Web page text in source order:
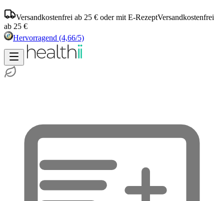
Versandkostenfrei ab 25 € oder mit E-RezeptVersandkostenfrei
ab 25 €
Hervorragend (4,66/5)